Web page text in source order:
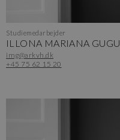
Studiemedarbejder
ILLONA MARIANA GUGU
img@arkvh.dk
+45 75 62 15 20